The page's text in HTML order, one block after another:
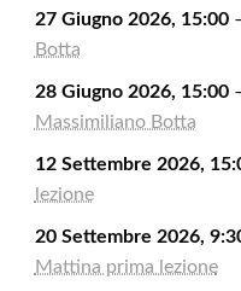
27 Giugno 2026, 15:00
Botta
28 Giugno 2026, 15:00
Massimiliano Botta
12 Settembre 2026,
lezione
20 Settembre 2026,
Mattina prima lezione